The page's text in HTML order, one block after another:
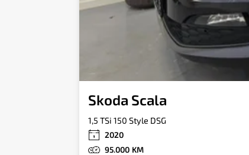
Skoda Scala
1,5 TSi 150 Style DSG
2020
95.000